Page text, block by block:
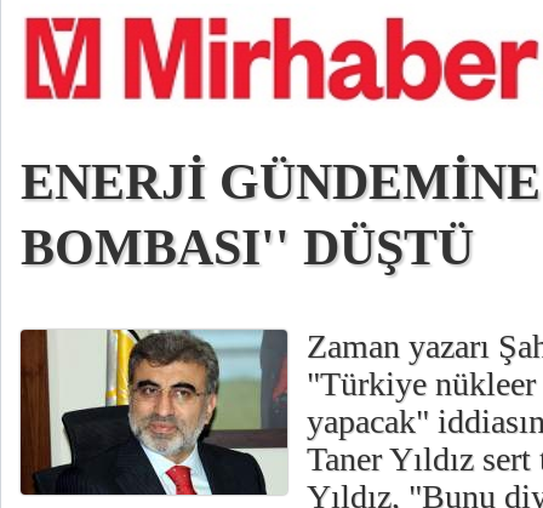
ENERJİ
BOMBASI'' DÜŞTÜ
Zaman yazarı
"Türkiye nükleer
yapacak"
Taner Yıldız
Yıldız, "Bunu